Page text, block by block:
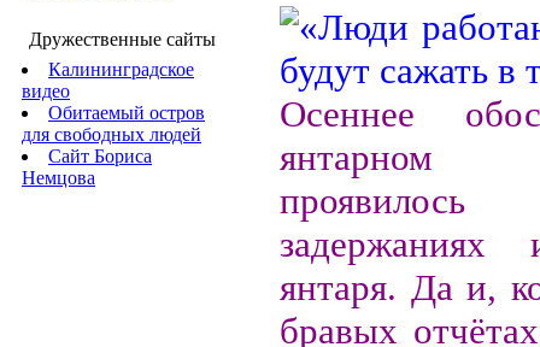
Дружественные сайты
Калининградское
видео
Обитаемый остров
для свободных людей
Сайт Бориса
Немцова
Осеннее
задержаниях
янтаря. Да и,
бравых